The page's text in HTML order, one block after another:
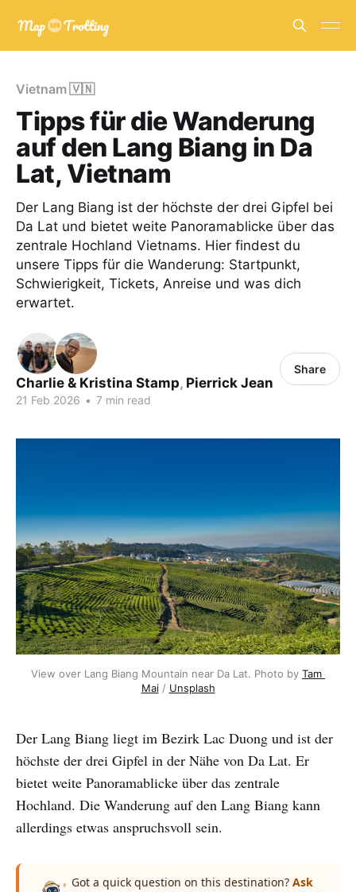
Vietnam 🇻🇳
Tipps für die Wanderung
auf den Lang Biang in Da
Lat, Vietnam
Der Lang Biang ist der höchste der drei Gipfel bei
Da Lat und bietet weite Panoramablicke über das
zentrale Hochland Vietnams. Hier findest du
unsere Tipps für die Wanderung: Startpunkt,
Schwierigkeit, Tickets, Anreise und was dich
erwartet.
Charlie & Kristina Stamp, Pierrick Jean
21 Feb 2026 • 7 min read
Share
View over Lang Biang Mountain near Da Lat. Photo by Tam
Mai / Unsplash
Der Lang Biang liegt im Bezirk Lac Duong und ist der
höchste der drei Gipfel in der Nähe von Da Lat. Er
bietet weite Panoramablicke über das zentrale
Hochland. Die Wanderung auf den Lang Biang kann
allerdings etwas anspruchsvoll sein.
Got a quick question on this destination? Ask